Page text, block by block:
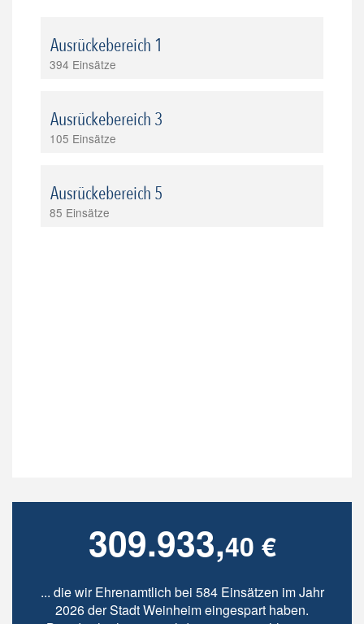
Ausrückebereich 1
394 Einsätze
Ausrückebereich 3
105 Einsätze
Ausrückebereich 5
85 Einsätze
309.933,40 €
... die wir Ehrenamtlich bei 584 Einsätzen im Jahr
2026 der Stadt Weinheim eingespart haben.